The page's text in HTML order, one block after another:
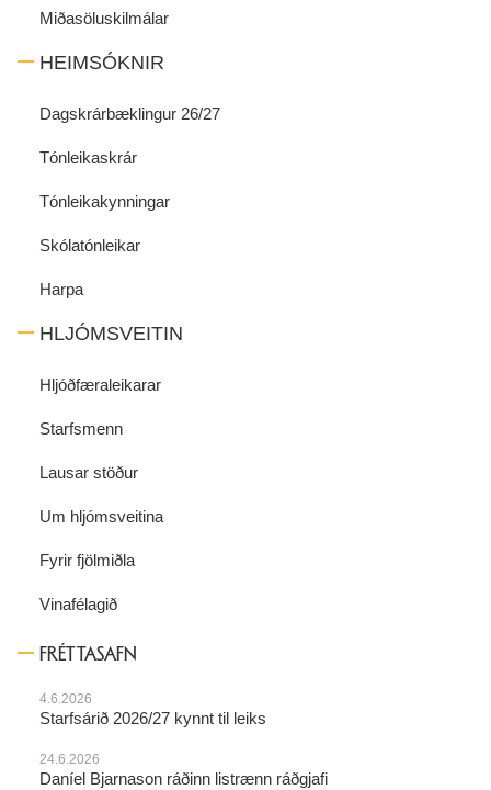
Miðasöluskilmálar
HEIMSÓKNIR
Dagskrárbæklingur 26/27
Tónleikaskrár
Tónleikakynningar
Skólatónleikar
Harpa
HLJÓMSVEITIN
Hljóðfæraleikarar
Starfsmenn
Lausar stöður
Um hljómsveitina
Fyrir fjölmiðla
Vinafélagið
FRÉTTASAFN
4.6.2026
Starfsárið 2026/27 kynnt til leiks
24.6.2026
Daníel Bjarnason ráðinn listrænn ráðgjafi